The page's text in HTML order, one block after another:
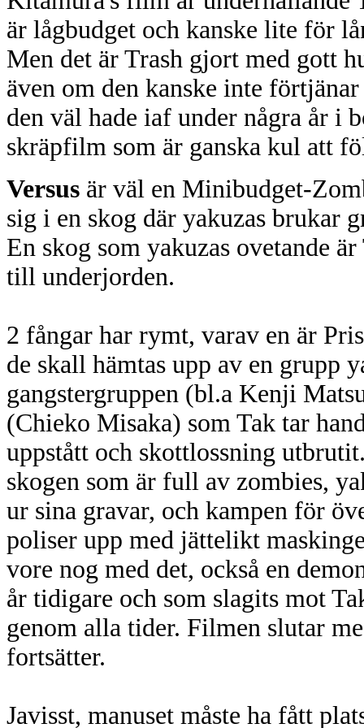
är lågbudget och kanske lite för
Men det är Trash gjort med gott
även om den kanske inte
den väl hade iaf under några år i
skräpfilm som är ganska kul att
Versus är väl en Minibudget-
sig i en skog där yakuzas brukar
En skog som yakuzas ovetande
till underjorden.
2 fångar har rymt, varav en är
de skall hämtas upp av en grupp
gangstergruppen (bl.a Kenji
(Chieko Misaka) som Tak tar
uppstått och skottlossning
skogen som är full av zombies,
ur sina gravar, och kampen för
poliser upp med jättelikt
vore nog med det, också en
år tidigare och som slagits mot
genom alla tider. Filmen slutar
fortsätter.
Javisst, manuset måste ha fått